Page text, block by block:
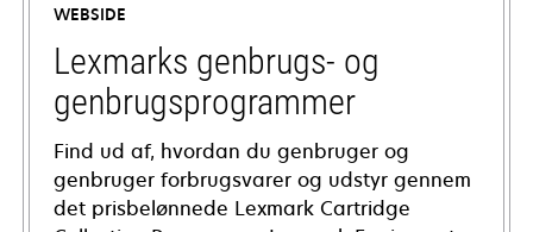
new
tab
WEBSIDE
Lexmarks genbrugs- og
genbrugsprogrammer
Find ud af, hvordan du genbruger og
genbruger forbrugsvarer og udstyr gennem
det prisbelønnede Lexmark Cartridge